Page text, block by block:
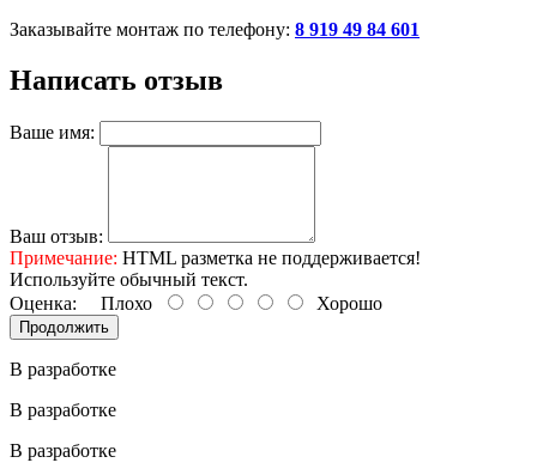
Заказывайте монтаж по телефону: 8 919 49 84 601
Написать отзыв
Ваше имя:
Ваш отзыв:
Примечание: HTML разметка не поддерживается!
Используйте обычный текст.
Оценка: Плохо Хорошо
Продолжить
В разработке
В разработке
В разработке